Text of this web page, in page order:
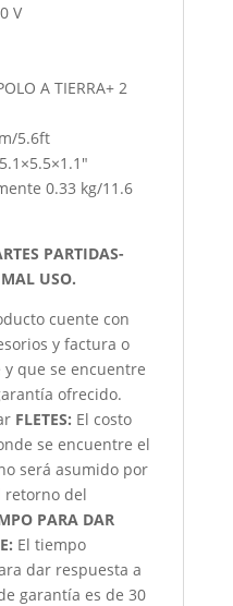
V
A TIERRA+ 2
5.6ft
0.33 kg/11.6
PARTIDAS-
USO.
cuente con
y factura o
que se encuentre
ofrecido.
FLETES: El costo
se encuentre el
será asumido por
retorno del
PARA DAR
El tiempo
dar respuesta a
garantía es de 30